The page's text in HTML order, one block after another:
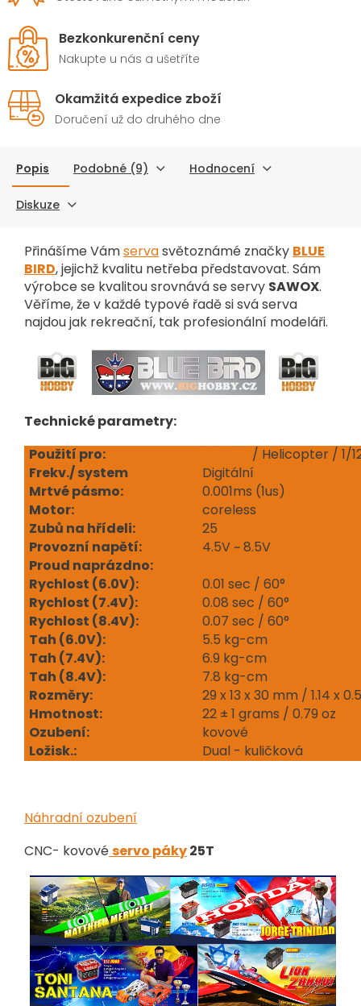
Bezkonkurenční ceny
Nakupte u nás a ušetříte
Okamžitá expedice zboží
Doručení už do druhého dne
Popis Podobné (9) Hodnocení
Diskuze
Přinášíme Vámservasvětoznámé značky BLUE
BIRD, jejichž kvalitu netřeba představovat. Sám
výrobce se kvalitou srovnává se servy SAWOX.
Věříme, že v každé typové řadě si svá serva
najdou jak rekreační, tak profesionální modeláři.
Technické parametry:
Použití pro:
/ Helicopter / 1/
Frekv./ system
Digitální
Mrtvé pásmo:
0.001ms (1us)
Motor:
coreless
Zubů na hřídeli:
25
Provozní napětí:
4.5V ~ 8.5V
Proud naprázdno:
Rychlost (6.0V):
0.01 sec / 60°
Rychlost (7.4V):
0.08 sec / 60°
Rychlost (8.4V):
0.07 sec / 60°
Tah (6.0V):
5.5 kg-cm
Tah (7.4V):
6.9 kg-cm
Tah (8.4V):
7.8 kg-cm
Rozměry:
29 x 13 x 30 mm / 1.14 x
Hmotnost:
22 ± 1 grams / 0.79 oz
Ozubení:
kovové
Ložisk.:
Dual - kuličková
Náhradní ozubení
CNC- kovovéservo páky25T